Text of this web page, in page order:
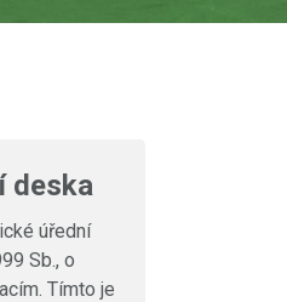
deska
úřední
Sb., o
Tímto je